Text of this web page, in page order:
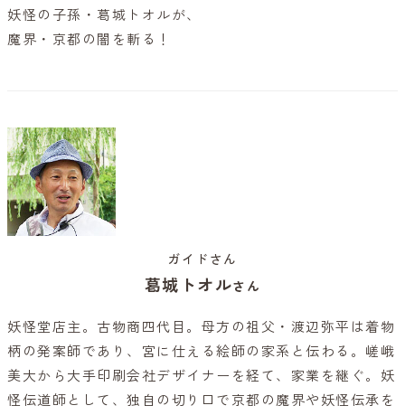
妖怪の子孫・葛城トオルが、
魔界・京都の闇を斬る！
ガイドさん
葛城トオルさん
妖怪堂店主。古物商四代目。母方の祖父・渡辺弥平は着物
柄の発案師であり、宮に仕える絵師の家系と伝わる。嵯峨
美大から大手印刷会社デザイナーを経て、家業を継ぐ。妖
怪伝道師として、独自の切り口で京都の魔界や妖怪伝承を